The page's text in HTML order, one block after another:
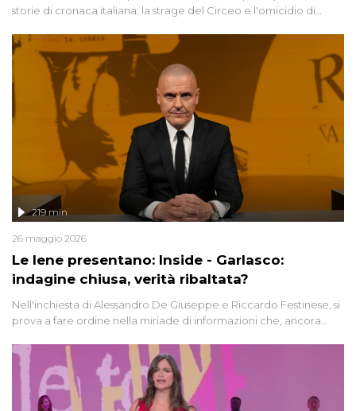
storie di cronaca italiana: la strage del Circeo e l'omicidio di
Le Iene presentano: Inside - Garlasco:
indagine chiusa, verità ribaltata?
219 min
26 maggio 2026
Nell'inchiesta di Alessandro De Giuseppe e Riccardo Festinese, si
prova a fare ordine nella miriade di informazioni che, ancora
giudiziarie più discusse degli ultimi anni. Lo speciale ricostruisce la
vicenda mettendo in fila testimonianze, errori, dettagli
controversi e i protagonisti di un'indagine che sembra non avere
fine.